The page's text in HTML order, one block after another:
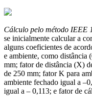
Cálculo pelo método IEEE
se inicialmente calcular a
alguns coeficientes de
e ambiente, como distância
mm; fator de distância (X)
de 250 mm; fator K para
ambiente fechado igual a
igual a – 0,113; e fator de